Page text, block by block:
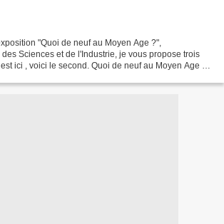
"Quoi de neuf au Moyen Age ?",
Sciences et de l'Industrie, je vous propose trois
ici , voici le second. Quoi de neuf au Moyen Age ?